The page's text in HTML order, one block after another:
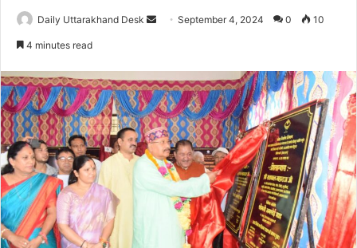
Daily Uttarakhand Desk
d
a
n
e
m
a
i
September 4, 2024 0 10
4 minutes read